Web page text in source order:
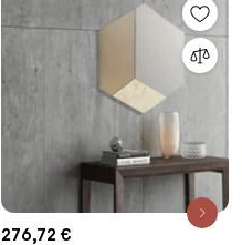
276,72 €